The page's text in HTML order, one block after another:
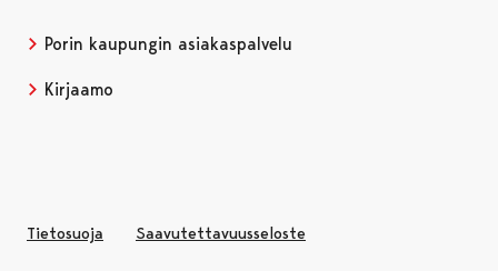
Porin kaupungin asiakaspalvelu
Kirjaamo
Tietosuoja Saavutettavuusseloste